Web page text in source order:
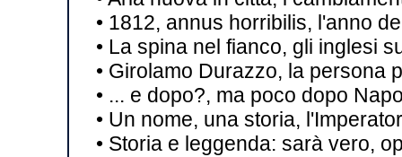
• 1812, annus horribilis, l'anno
• La spina nel fianco, gli inglesi
• Girolamo Durazzo, la persona
• ... e dopo?, ma poco dopo
• Un nome, una storia,
• Storia e leggenda: sarà vero,